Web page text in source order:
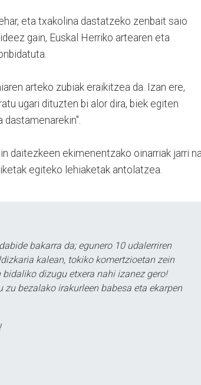
eta txakolina dastatzeko zenbait saio
gain, Euskal Herriko artearen eta
arteko zubiak eraikitzea da. Izan ere,
ugari dituzten bi alor dira, biek egiten
daitezkeen ekimenentzako oinarriak jarri
egiteko lehiaketak antolatzea.
bakarra da; egunero 10 udalerriren
kalean, tokiko komertzioetan zein
dizugu etxera nahi izanez gero!
bezalako irakurleen babesa eta ekarpen